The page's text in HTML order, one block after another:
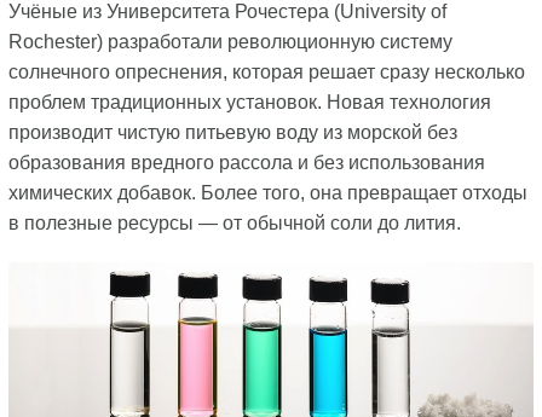
Учёные из Университета Рочестера (University of
Rochester) разработали революционную систему
солнечного опреснения, которая решает сразу несколько
проблем традиционных установок. Новая технология
производит чистую питьевую воду из морской без
образования вредного рассола и без использования
химических добавок. Более того, она превращает отходы
в полезные ресурсы — от обычной соли до лития.